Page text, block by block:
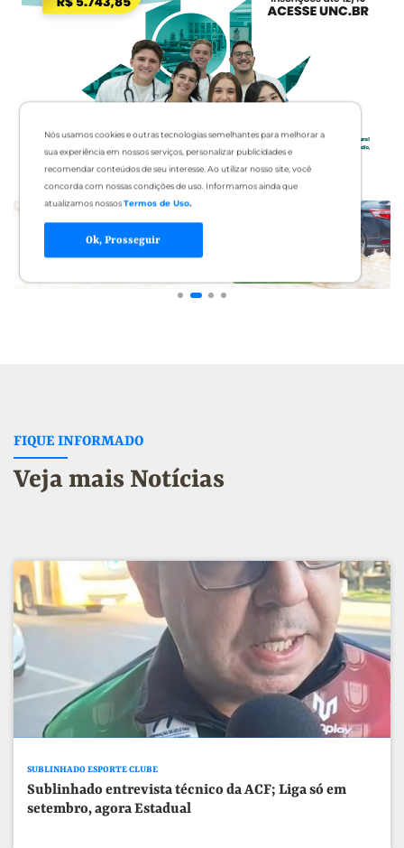
Nós usamos cookies e outras tecnologias semelhantes para melhorar a
sua experiência em nossos serviços, personalizar publicidades e
recomendar conteúdos de seu interesse. Ao utilizar nosso site, você
concorda com nossas condições de uso. Informamos ainda que
atualizamos nossosTermos de Uso.
Ok, Prosseguir
FIQUE INFORMADO
Veja mais Notícias
SUBLINHADO ESPORTE CLUBE
Sublinhado entrevista técnico da ACF; Liga só em
setembro, agora Estadual